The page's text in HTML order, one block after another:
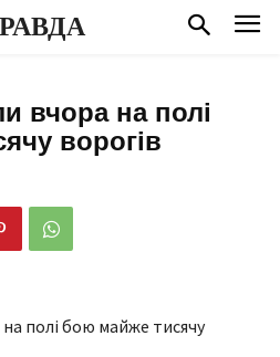
вчора на полі
ворогів